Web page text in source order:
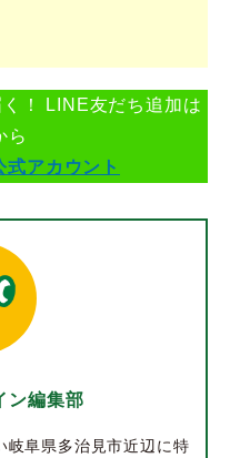
！ LINE友だち追加は
ら
アカウント
ン編集部
岐阜県多治見市近辺に特